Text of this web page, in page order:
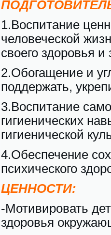
1.Воспитание
человеческой
своего здоровья
2.Обогащение и
поддержать,
3.Воспитание
гигиенических
гигиенической
4.Обеспечение
психического
ЦЕННОСТИ:
-Мотивировать
здоровья